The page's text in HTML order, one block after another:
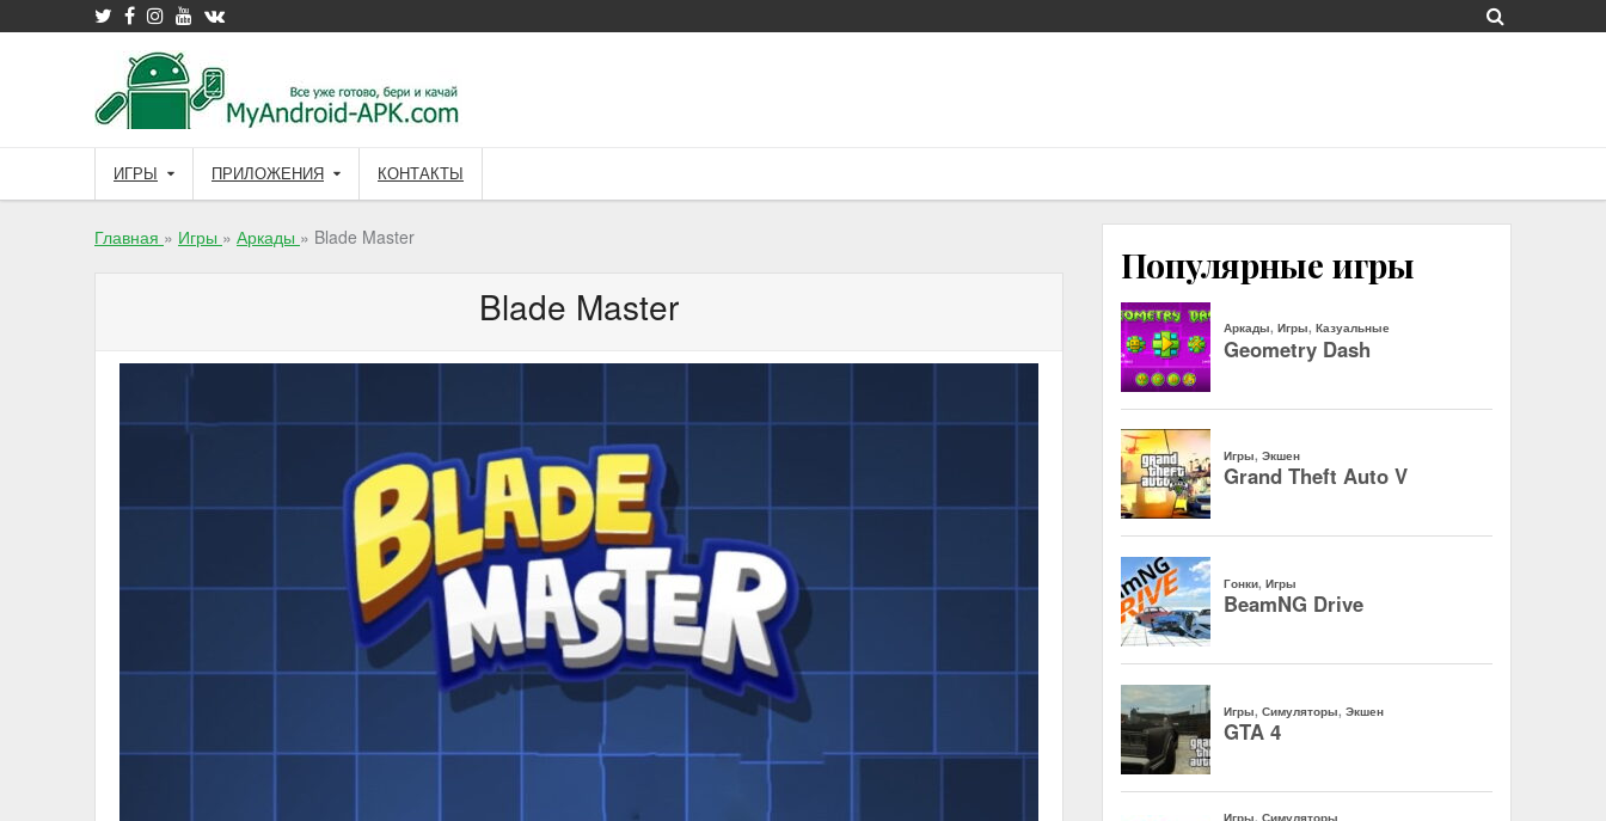
to
ИГРЫ ПРИЛОЖЕНИЯ КОНТАКТЫ
Главная » Игры » Аркады » Blade Master
Blade Master
Популярные игры